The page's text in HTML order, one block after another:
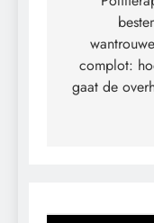
complot:
gaat de